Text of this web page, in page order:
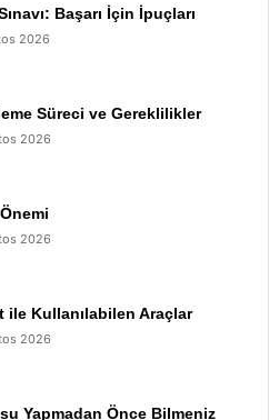
Başarı İçin İpuçları
2026
Süreci ve Gereklilikler
2026
2026
ile Kullanılabilen Araçlar
2026
Yapmadan Önce Bilmeniz